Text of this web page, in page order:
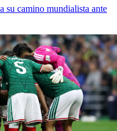
su camino mundialista ante